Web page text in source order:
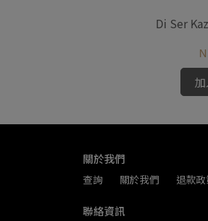
Di Ser
關於我們
查詢 關於我們 退款
聯絡資訊